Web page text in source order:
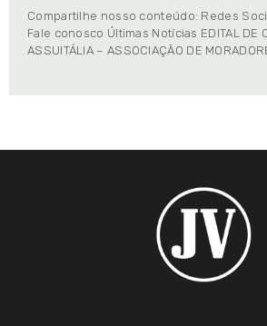
Compartilhe nosso conteúdo: Redes
Fale conosco Últimas Notícias EDITAL DE
ASSUITÁLIA – ASSOCIAÇÃO DE